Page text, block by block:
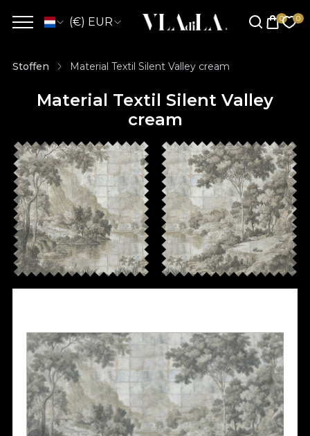
(€) EUR
Stoffen Material Textil Silent Valley cream
Material Textil Silent Valley
cream